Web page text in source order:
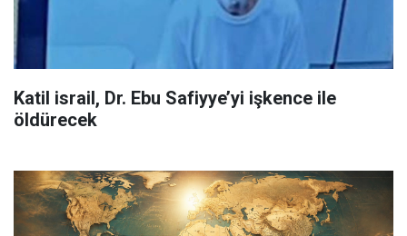
Katil israil, Dr. Ebu Safiyye’yi işkence ile
öldürecek